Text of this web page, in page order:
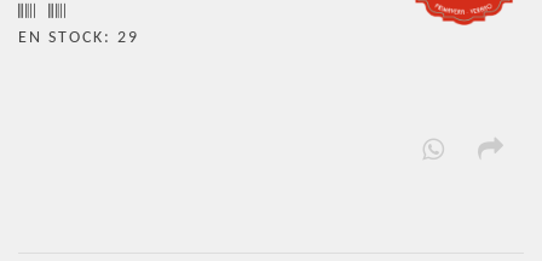
EN STOCK: 29